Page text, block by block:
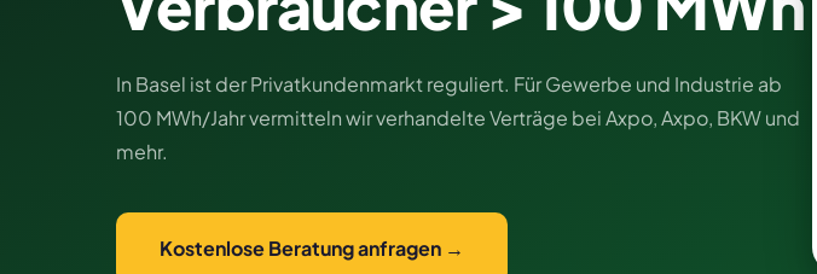
In Basel ist der Privatkundenmarkt reguliert. Für Gewerbe und Industrie ab
100 MWh/Jahr vermitteln wir verhandelte Verträge bei Axpo, Axpo, BKW und
mehr.
Kostenlose Beratung anfragen →